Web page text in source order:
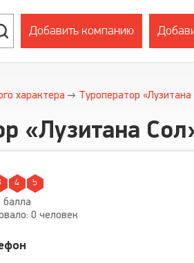
Добавить компанию
характера Туроператор «Лузитана
«Лузитана
4 5
0 человек